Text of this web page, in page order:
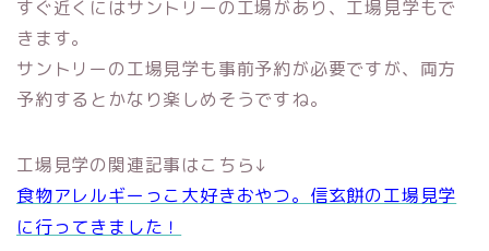
すぐ近くにはサントリーの工場があり、工場見学もで
きます。
サントリーの工場見学も事前予約が必要ですが、両方
予約するとかなり楽しめそうですね。
工場見学の関連記事はこちら↓
食物アレルギーっこ大好きおやつ。信玄餅の工場見学
に行ってきました！